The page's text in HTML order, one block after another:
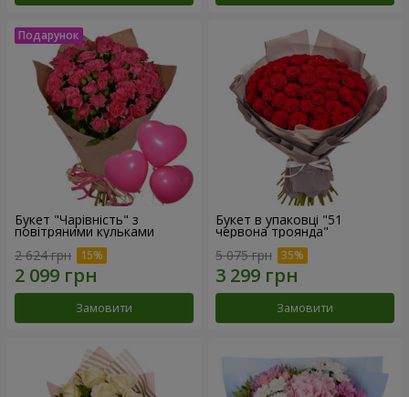
Букет "Чарівність" з
повітряними кульками
2 624 грн
Замовити
Букет в упаковці "51
червона троянда"
5 075 грн
Замовити